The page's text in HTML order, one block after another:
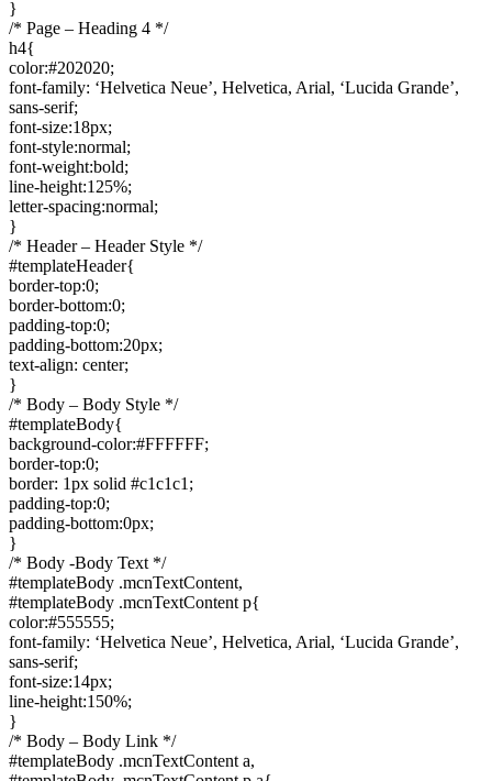
}
/* Page – Heading 4 */
h4{
color:#202020;
font-family: ‘Helvetica Neue’, Helvetica, Arial, ‘Lucida Grande’,
sans-serif;
font-size:18px;
font-style:normal;
font-weight:bold;
line-height:125%;
letter-spacing:normal;
}
/* Header – Header Style */
#templateHeader{
border-top:0;
border-bottom:0;
padding-top:0;
padding-bottom:20px;
text-align: center;
}
/* Body – Body Style */
#templateBody{
background-color:#FFFFFF;
border-top:0;
border: 1px solid #c1c1c1;
padding-top:0;
padding-bottom:0px;
}
/* Body -Body Text */
#templateBody .mcnTextContent,
#templateBody .mcnTextContent p{
color:#555555;
font-family: ‘Helvetica Neue’, Helvetica, Arial, ‘Lucida Grande’,
sans-serif;
font-size:14px;
line-height:150%;
}
/* Body – Body Link */
#templateBody .mcnTextContent a,